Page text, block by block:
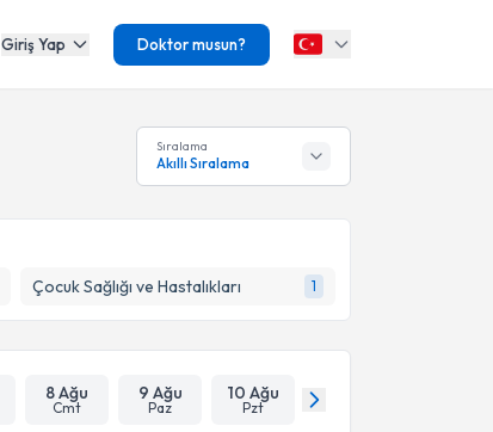
Giriş Yap Doktor musun?
Sıralama
Akıllı Sıralama
Çocuk Sağlığı ve Hastalıkları 1
8 Ağu
Cmt
9 Ağu
Paz
10 Ağu
Pzt